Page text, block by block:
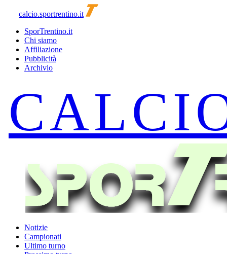
calcio.sportrentino.it
SporTrentino.it
Chi siamo
Affiliazione
Pubblicità
Archivio
Notizie
Campionati
Ultimo turno